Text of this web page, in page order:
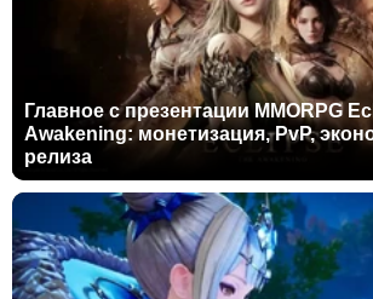
Главное с презентации MMORPG
Awakening: монетизация, PvP,
релиза